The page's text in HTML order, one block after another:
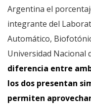
Argentina el
integrante del
Automático,
Universidad Nacional
diferencia entre
los dos presentan
permiten